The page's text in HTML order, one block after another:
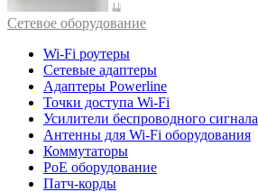
Cетевое оборудование
Wi-Fi роутеры
Сетевые адаптеры
Адаптеры Powerline
Точки доступа Wi-Fi
Усилители беспроводного сигнала
Антенны для Wi-Fi оборудования
Коммутаторы
PoE оборудование
Патч-корды